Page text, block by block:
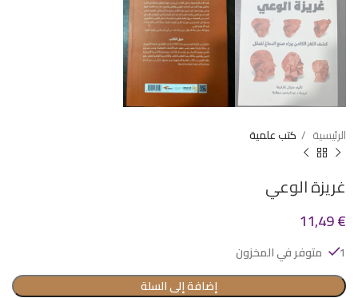
الرئيسية كتب علمية
غريزة الوعي
11,49€
1 متوفر في المخزون
إضافة إلى السلة